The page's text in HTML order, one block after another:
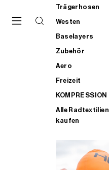
Trägerhosen
Westen
Baselayers
Zubehör
Aero
Freizeit
KOMPRESSION
Alle Radtextilien
kaufen